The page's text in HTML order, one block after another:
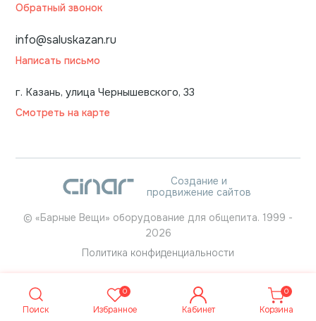
Поиск
0
Избранное Кабинет
0
Корзина
Обратный звонок
info@saluskazan.ru
Написать письмо
г. Казань, улица Чернышевского, 33
Смотреть на карте
Создание и
продвижение сайтов
© «Барные Вещи» оборудование для общепита. 1999 -
2026
Политика конфиденциальности